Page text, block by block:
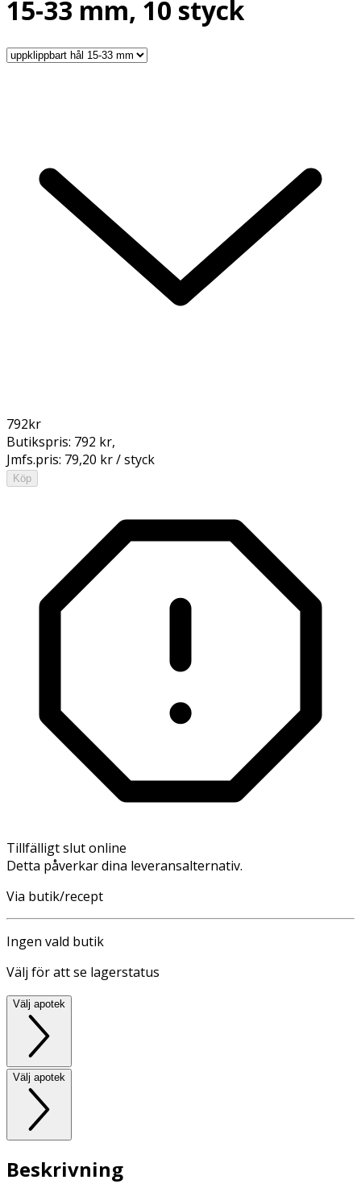
15-33 mm, 10 styck
792kr
Butikspris: 792 kr,
Jmfs.pris: 79,20 kr / styck
Köp
Tillfälligt slut online
Detta påverkar dina leveransalternativ.
Via butik/recept
Ingen vald butik
Välj för att se lagerstatus
Välj apotek
Välj apotek
Beskrivning